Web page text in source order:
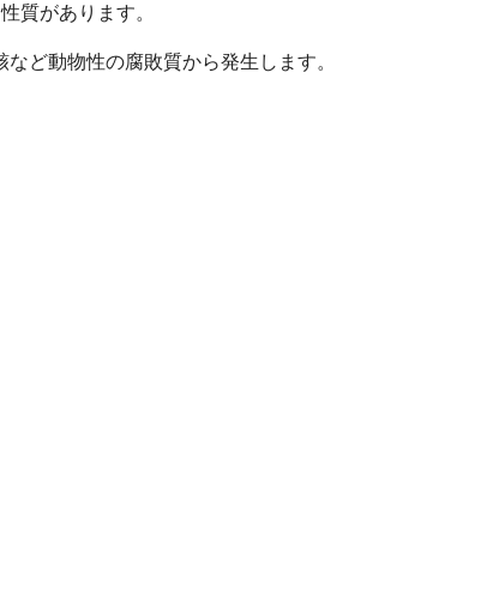
質があります。
ど動物性の腐敗質から発生します。